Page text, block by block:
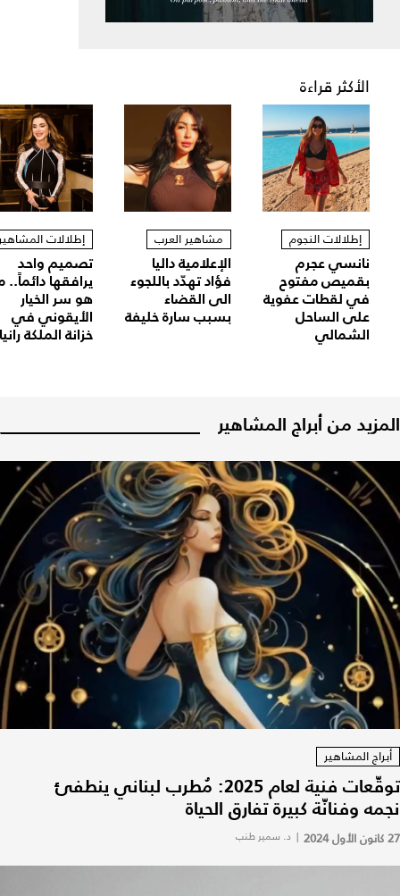
الأكثر قراءة
إطلالات النجوم
نانسي عجرم
بقميص مفتوح
في لقطات عفوية
على الساحل
الشمالي
مشاهير العرب
الإعلامية داليا
فؤاد تهدّد باللجوء
الى القضاء
بسبب سارة خليفة
إطلالات
تصميم واحد
يرافقها دائماً..
هو سر الخيار
الأيقوني في
خزانة الملكة
المزيد من أبراج المشاهير
أبراج المشاهير
توقّعات فنية لعام 2025: مُطرب لبناني ينطفئ
نجمه وفنانّة كبيرة تفارق الحياة
27 كانون الأول 2024 | د. سمير طنب